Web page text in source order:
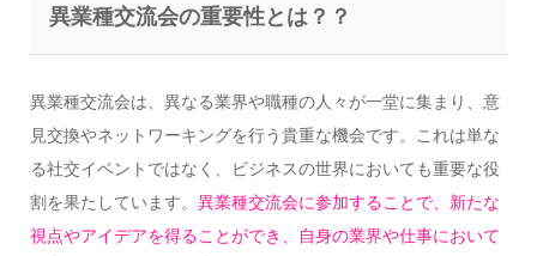
異業種交流会の重要性とは？？
異業種交流会は、異なる業界や職種の人々が一堂に集まり、意
見交換やネットワーキングを行う貴重な機会です。これは単な
る社交イベントではなく、ビジネスの世界においても重要な役
割を果たしています。 異業種交流会に参加することで、新たな
視点やアイデアを得ることができ、自身の業界や仕事において